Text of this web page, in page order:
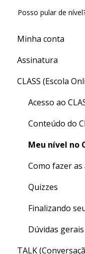
Posso pular de
Minha conta
Minha Conta
Assinatura
CLASS (Escola
Acesso ao
Conteúdo do
Meu nível no
Como fazer as
Quizzes
Finalizando
Dúvidas gerais
TALK